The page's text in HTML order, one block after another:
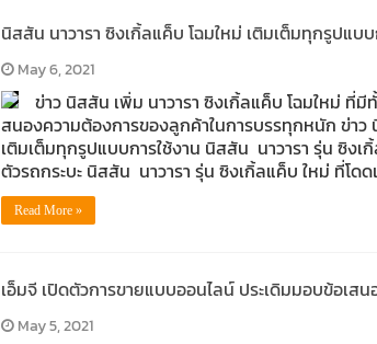
นิสสัน นาวารา ซิงเกิ้ลแค็บ โฉมใหม่ เติมเต็มทุกรูปแบบ
May 6, 2021
ข่าว นิสสัน เพิ่ม นาวารา ซิงเกิ้ลแค็บ โฉมใหม่ ที่
สนองความต้องการของลูกค้าในการบรรทุกหนัก ข่าว
เติมเต็มทุกรูปแบบการใช้งาน นิสสัน นาวารา รุ่น ซิงเ
ตัวรถกระบะ นิสสัน นาวารา รุ่น ซิงเกิ้ลแค็บ ใหม่ ที่โด
Read More »
เอ็มจี เปิดตัวการขายแบบออนไลน์ ประเดิมมอบข้อเส
May 5, 2021